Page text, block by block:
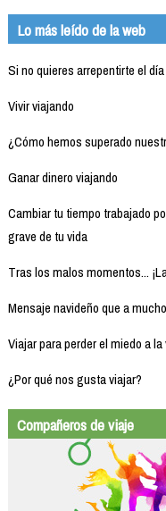
Lo más leído de la web
Si no quieres arrepentirte el
Vivir viajando
¿Cómo hemos superado
Ganar dinero viajando
Cambiar tu tiempo trabajado
grave de tu vida
Tras los malos momentos...
Mensaje navideño que a
Viajar para perder el miedo a la
¿Por qué nos gusta viajar?
Compañeros de viaje